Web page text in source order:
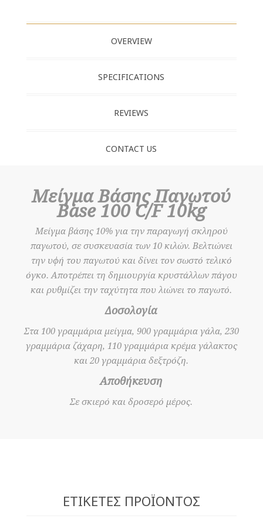
OVERVIEW
SPECIFICATIONS
REVIEWS
CONTACT US
Μείγμα Βάσης Παγωτού
Base 100 C/F 10kg
Μείγµα βάσης 10% για την παραγωγή σκληρού
παγωτού, σε συσκευασία των 10 κιλών. Βελτιώνει
την υφή του παγωτού και δίνει τον σωστό τελικό
όγκο. Αποτρέπει τη δημιουργία κρυστάλλων πάγου
και ρυθμίζει την ταχύτητα που λιώνει το παγωτό.
Δοσολογία
Στα 100 γραμμάρια μείγμα, 900 γραμμάρια γάλα, 230
γραμμάρια ζάχαρη, 110 γραμμάρια κρέμα γάλακτος
και 20 γραμμάρια δεξτρόζη.
Αποθήκευση
Σε σκιερό και δροσερό μέρος.
ΕΤΙΚΈΤΕΣ ΠΡΟΪΌΝΤΟΣ